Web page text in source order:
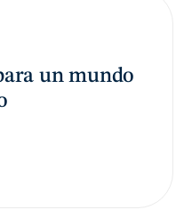
un mundo